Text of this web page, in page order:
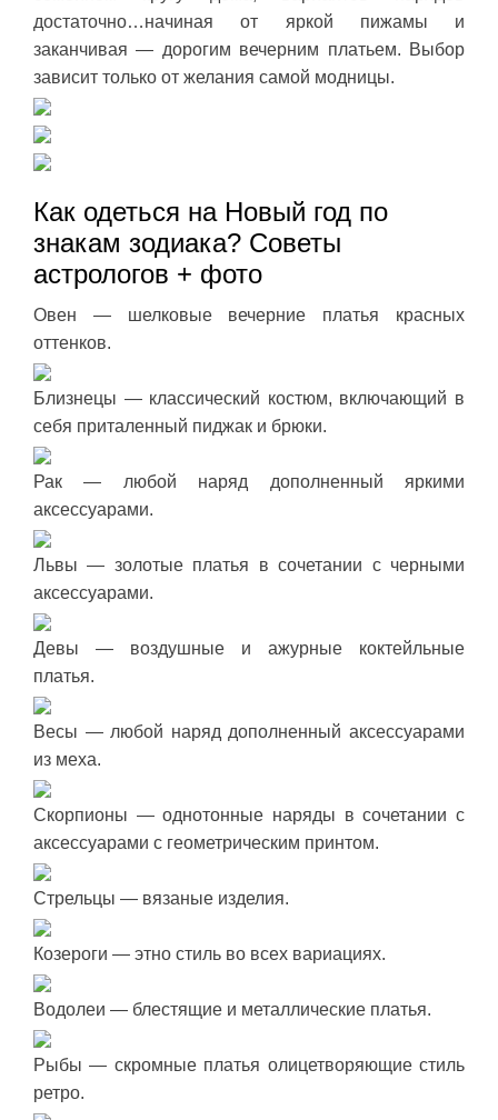
достаточно…начиная от яркой пижамы и
заканчивая — дорогим вечерним платьем. Выбор
зависит только от желания самой модницы.
Как одеться на Новый год по
знакам зодиака? Советы
астрологов + фото
Овен — шелковые вечерние платья красных
оттенков.
Близнецы — классический костюм, включающий в
себя приталенный пиджак и брюки.
Рак — любой наряд дополненный яркими
аксессуарами.
Львы — золотые платья в сочетании с черными
аксессуарами.
Девы — воздушные и ажурные коктейльные
платья.
Весы — любой наряд дополненный аксессуарами
из меха.
Скорпионы — однотонные наряды в сочетании с
аксессуарами с геометрическим принтом.
Стрельцы — вязаные изделия.
Козероги — этно стиль во всех вариациях.
Водолеи — блестящие и металлические платья.
Рыбы — скромные платья олицетворяющие стиль
ретро.